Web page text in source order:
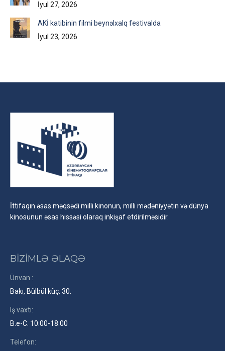
İyul 27, 2026
AKİ katibinin filmi beynəlxalq festivalda
İyul 23, 2026
İttifaqın əsas məqsədi milli kinonun, milli mədəniyyətin və dünya
kinosunun əsas hissəsi olaraq inkişaf etdirilməsidir.
BİZİMLƏ ƏLAQƏ
Ünvan :
Bakı, Bülbül küç. 30.
Iş vaxtı:
B.e-C. 10:00-18:00
Telefon: